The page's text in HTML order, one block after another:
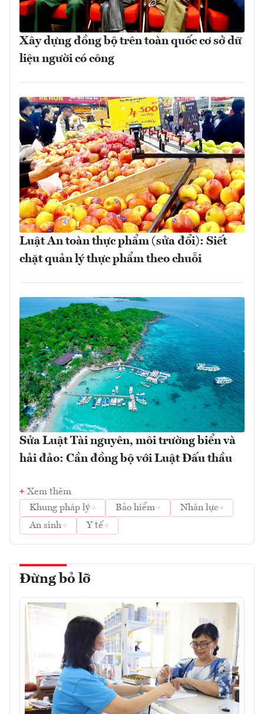
Xây dựng đồng bộ trên toàn quốc cơ sở dữ
liệu người có công
Luật An toàn thực phẩm (sửa đổi): Siết
chặt quản lý thực phẩm theo chuỗi
Sửa Luật Tài nguyên, môi trường biển và
hải đảo: Cần đồng bộ với Luật Đấu thầu
Xem thêm
Khung pháp lý
Bảo hiểm
Nhân lực
An sinh
Y tế
Đừng bỏ lỡ